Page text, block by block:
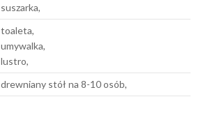
suszarka,
toaleta,
umywalka,
lustro,
drewniany stół na 8-10 osób,